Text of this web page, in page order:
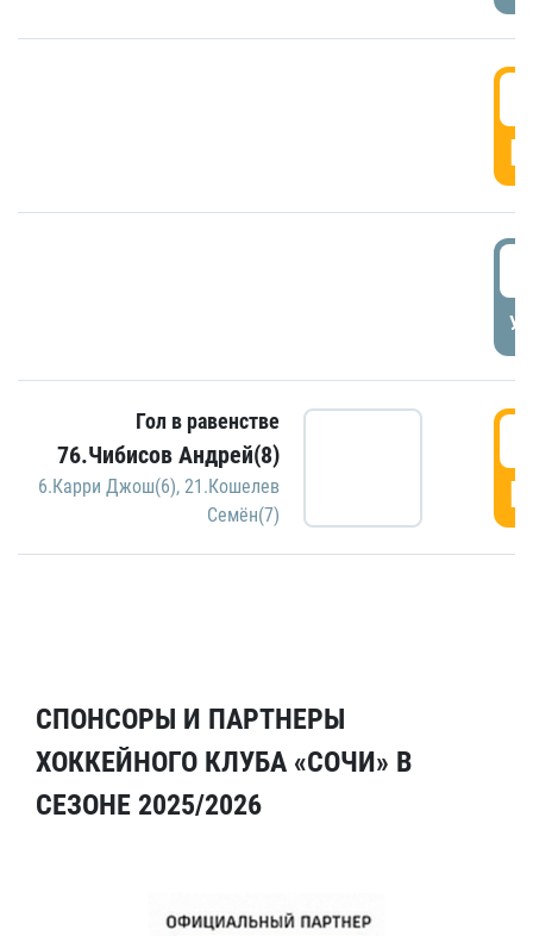
Гол в равенстве
76.Чибисов Андрей(8)
6.Карри Джош(6), 21.Кошелев
Семён(7)
СПОНСОРЫ И ПАРТНЕРЫ
ХОККЕЙНОГО КЛУБА «СОЧИ» В
СЕЗОНЕ 2025/2026